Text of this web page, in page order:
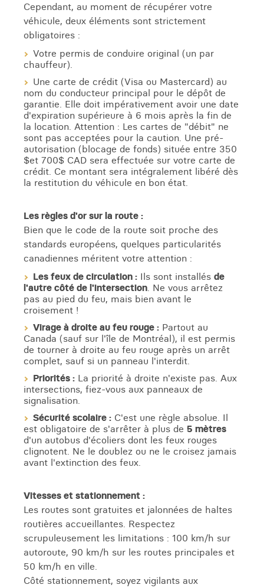
Cependant, au moment de récupérer votre
véhicule, deux éléments sont strictement
obligatoires :
Votre permis de conduire original (un par
chauffeur).
Une carte de crédit (Visa ou Mastercard) au
nom du conducteur principal pour le dépôt de
garantie. Elle doit impérativement avoir une date
d'expiration supérieure à 6 mois après la fin de
la location. Attention : Les cartes de "débit" ne
sont pas acceptées pour la caution. Une pré-
autorisation (blocage de fonds) située entre 350
$et 700$ CAD sera effectuée sur votre carte de
crédit. Ce montant sera intégralement libéré dès
la restitution du véhicule en bon état.
Les règles d'or sur la route :
Bien que le code de la route soit proche des
standards européens, quelques particularités
canadiennes méritent votre attention :
Les feux de circulation : Ils sont installés de
l'autre côté de l'intersection. Ne vous arrêtez
pas au pied du feu, mais bien avant le
croisement !
Virage à droite au feu rouge : Partout au
Canada (sauf sur l'île de Montréal), il est permis
de tourner à droite au feu rouge après un arrêt
complet, sauf si un panneau l'interdit.
Priorités : La priorité à droite n'existe pas. Aux
intersections, fiez-vous aux panneaux de
signalisation.
Sécurité scolaire : C'est une règle absolue. Il
est obligatoire de s'arrêter à plus de 5 mètres
d'un autobus d'écoliers dont les feux rouges
clignotent. Ne le doublez ou ne le croisez jamais
avant l'extinction des feux.
Vitesses et stationnement :
Les routes sont gratuites et jalonnées de haltes
routières accueillantes. Respectez
scrupuleusement les limitations : 100 km/h sur
autoroute, 90 km/h sur les routes principales et
50 km/h en ville.
Côté stationnement, soyez vigilants aux